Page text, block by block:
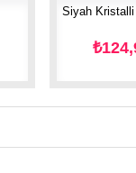
Siyah Kristalli